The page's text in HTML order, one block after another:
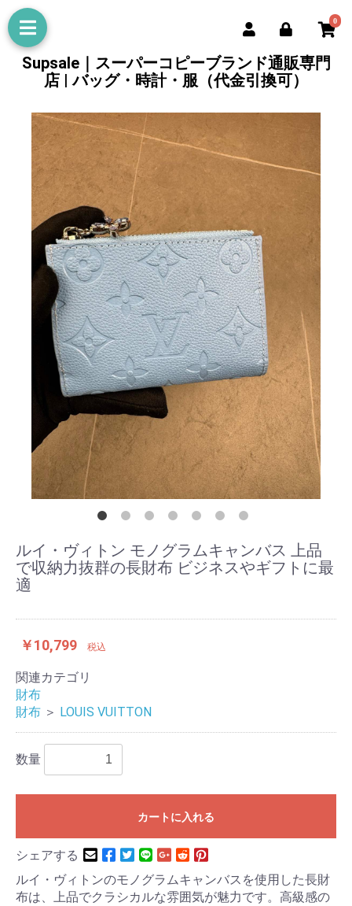
0
Supsale｜スーパーコピーブランド通販専門
店 | バッグ・時計・服（代金引換可）
ルイ・ヴィトン モノグラムキャンバス 上品
で収納力抜群の長財布 ビジネスやギフトに最
適
￥10,799 税込
関連カテゴリ
財布
財布 ＞ LOUIS VUITTON
数量
カートに入れる
シェアする
ルイ・ヴィトンのモノグラムキャンバスを使用した長財
布は、上品でクラシカルな雰囲気が魅力です。高級感の